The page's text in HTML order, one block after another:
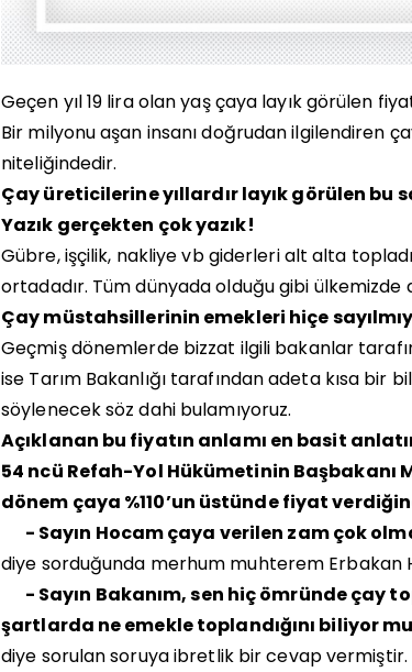
Geçen yıl 19 lira olan yaş çaya layık görülen
Bir milyonu aşan insanı doğrudan ilgilendiren
niteliğindedir.
Çay üreticilerine yıllardır layık görülen bu
Yazık gerçekten çok yazık!
Gübre, işçilik, nakliye vb giderleri alt alta
ortadadır. Tüm dünyada olduğu gibi
Çay müstahsillerinin emekleri hiçe
Geçmiş dönemlerde bizzat ilgili bakanlar
ise Tarım Bakanlığı tarafından adeta kısa bir
söylenecek söz dahi bulamıyoruz.
Açıklanan bu fiyatın anlamı en basit
54 ncü Refah-Yol Hükümetinin Başbakanı
dönem çaya %110’un üstünde fiyat
- Sayın Hocam çaya verilen zam çok
diye sorduğunda merhum muhterem Erbakan
- Sayın Bakanım, sen hiç ömründe çay
şartlarda ne emekle toplandığını biliyor
diye sorulan soruya ibretlik bir cevap vermiştir.